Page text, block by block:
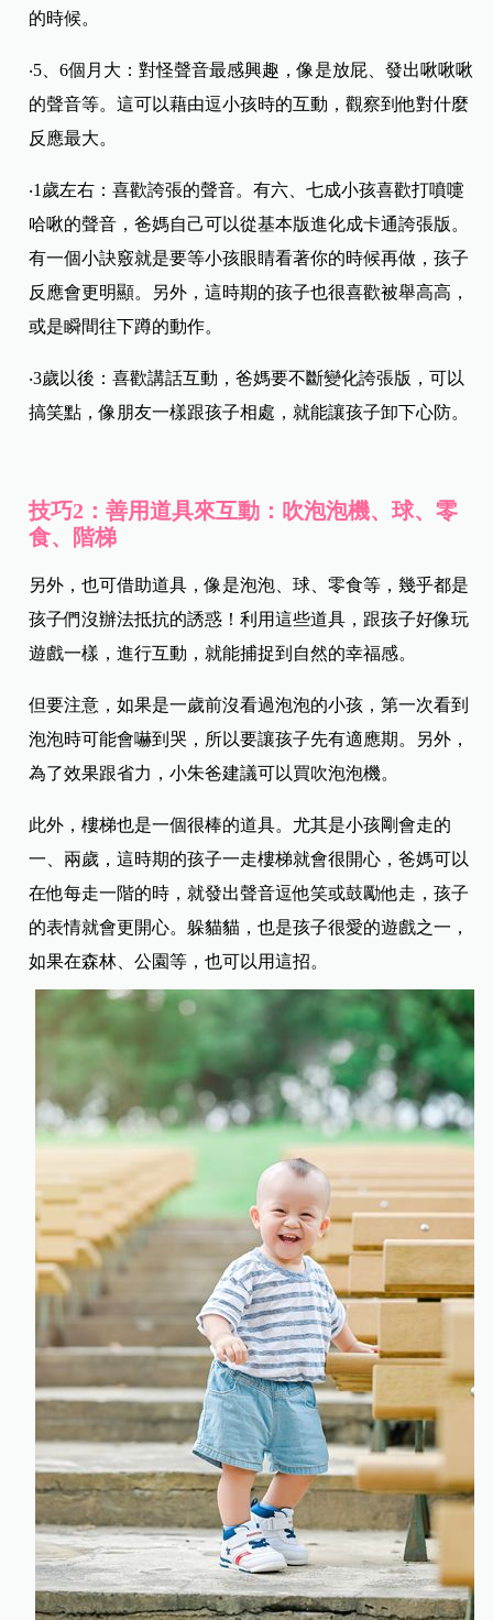
的時候。
‧5、6個月大：對怪聲音最感興趣，像是放屁、發出啾啾啾
的聲音等。這可以藉由逗小孩時的互動，觀察到他對什麼
反應最大。
‧1歲左右：喜歡誇張的聲音。有六、七成小孩喜歡打噴嚏
哈啾的聲音，爸媽自己可以從基本版進化成卡通誇張版。
有一個小訣竅就是要等小孩眼睛看著你的時候再做，孩子
反應會更明顯。另外，這時期的孩子也很喜歡被舉高高，
或是瞬間往下蹲的動作。
‧3歲以後：喜歡講話互動，爸媽要不斷變化誇張版，可以
搞笑點，像朋友一樣跟孩子相處，就能讓孩子卸下心防。
技巧2：善用道具來互動：吹泡泡機、球、零
食、階梯
另外，也可借助道具，像是泡泡、球、零食等，幾乎都是
孩子們沒辦法抵抗的誘惑！利用這些道具，跟孩子好像玩
遊戲一樣，進行互動，就能捕捉到自然的幸福感。
但要注意，如果是一歲前沒看過泡泡的小孩，第一次看到
泡泡時可能會嚇到哭，所以要讓孩子先有適應期。另外，
為了效果跟省力，小朱爸建議可以買吹泡泡機。
此外，樓梯也是一個很棒的道具。尤其是小孩剛會走的
一、兩歲，這時期的孩子一走樓梯就會很開心，爸媽可以
在他每走一階的時，就發出聲音逗他笑或鼓勵他走，孩子
的表情就會更開心。躲貓貓，也是孩子很愛的遊戲之一，
如果在森林、公園等，也可以用這招。